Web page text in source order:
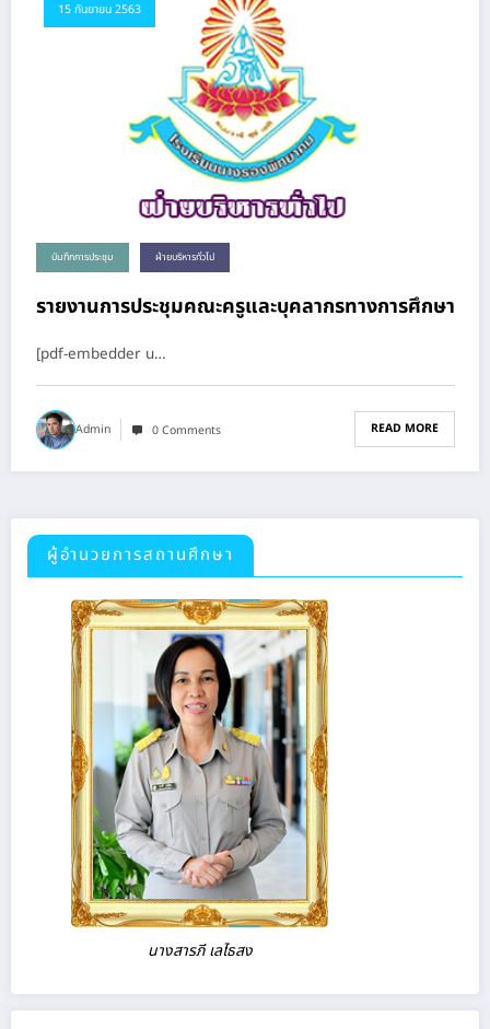
15 กันยายน 2563
บันทึกการประชุม ฝ่ายบริหารทั่วไป
รายงานการประชุมคณะครูและบุคลากรทางการศึกษา
[pdf-embedder u…
Admin 0 Comments READ MORE
ผู้อำนวยการสถานศึกษา
นางสารภี เลไธสง